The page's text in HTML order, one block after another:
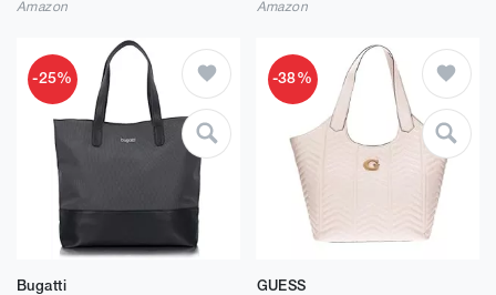
Amazon Amazon
-25%
Bugatti
-38%
GUESS